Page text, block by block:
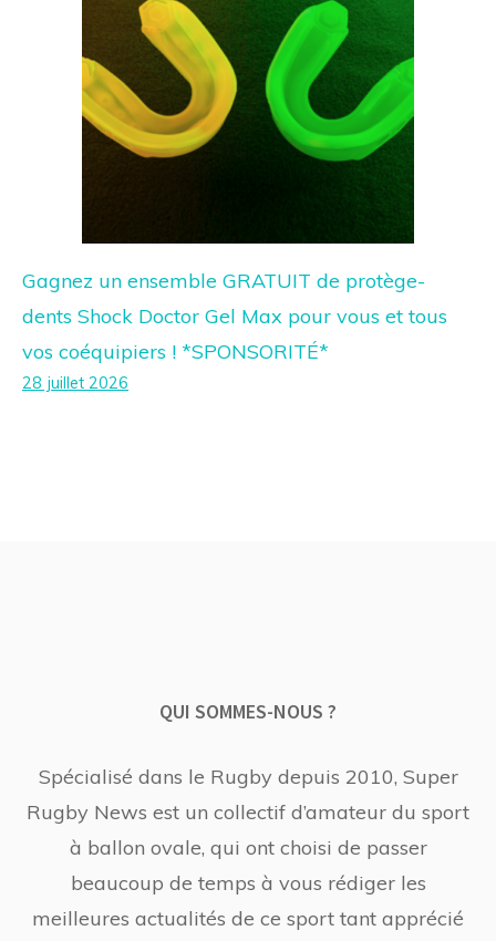
Gagnez un ensemble GRATUIT de protège-
dents Shock Doctor Gel Max pour vous et tous
vos coéquipiers ! *SPONSORITÉ*
28 juillet 2026
QUI SOMMES-NOUS ?
Spécialisé dans le Rugby depuis 2010, Super
Rugby News est un collectif d’amateur du sport
à ballon ovale, qui ont choisi de passer
beaucoup de temps à vous rédiger les
meilleures actualités de ce sport tant apprécié